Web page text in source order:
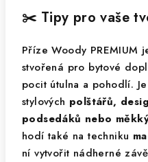
✂️ Tipy pro vaše
Příze Woody PREMIUM
stvořená pro bytové
pocit útulna a pohodlí.
stylových polštářů,
podsedáků nebo
hodí také na techniku
ní vytvořit nádherné